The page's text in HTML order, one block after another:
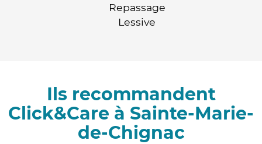
Repassage
Lessive
Ils recommandent
Click&Care à Sainte-Marie-
de-Chignac